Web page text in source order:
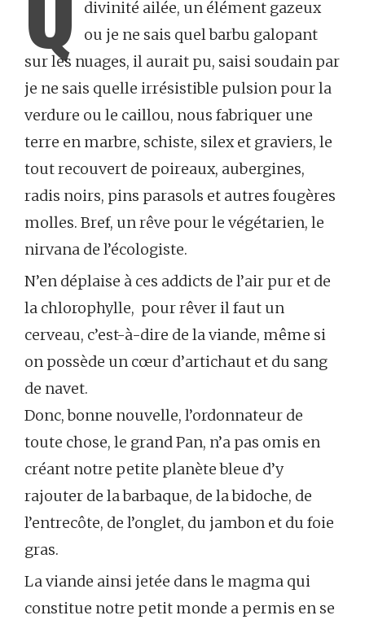
divinité ailée, un élément gazeux
ou je ne sais quel barbu galopant
sur les nuages, il aurait pu, saisi soudain par
je ne sais quelle irrésistible pulsion pour la
verdure ou le caillou, nous fabriquer une
terre en marbre, schiste, silex et graviers, le
tout recouvert de poireaux, aubergines,
radis noirs, pins parasols et autres fougères
molles. Bref, un rêve pour le végétarien, le
nirvana de l’écologiste.
N’en déplaise à ces addicts de l’air pur et de
la chlorophylle, pour rêver il faut un
cerveau, c’est-à-dire de la viande, même si
on possède un cœur d’artichaut et du sang
de navet.
Donc, bonne nouvelle, l’ordonnateur de
toute chose, le grand Pan, n’a pas omis en
créant notre petite planète bleue d’y
rajouter de la barbaque, de la bidoche, de
l’entrecôte, de l’onglet, du jambon et du foie
gras.
La viande ainsi jetée dans le magma qui
constitue notre petit monde a permis en se